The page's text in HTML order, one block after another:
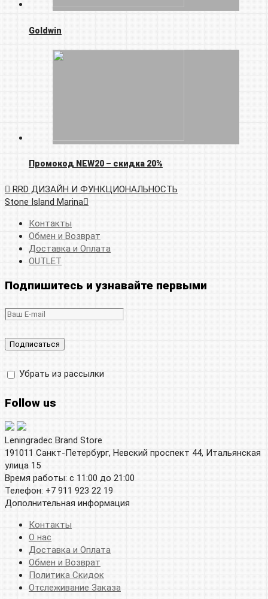
Goldwin
Промокод NEW20 – скидка 20%
RRD ДИЗАЙН И ФУНКЦИОНАЛЬНОСТЬ
Stone Island Marina
Контакты
Обмен и Возврат
Доставка и Оплата
OUTLET
Подпишитесь и узнавайте первыми
Убрать из рассылки
Follow us
Leningradec Brand Store
191011 Санкт-Петербург, Невский проспект 44, Итальянская
улица 15
Время работы: с 11:00 до 21:00
Телефон: +7 911 923 22 19
Дополнительная информация
Контакты
О нас
Доставка и Оплата
Обмен и Возврат
Политика Скидок
Отслеживание Заказа